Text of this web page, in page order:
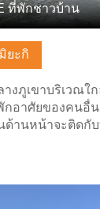
ยะกิ
งภูเขาบริเวณใก
อาศัยของคนอื่น
ด้านหน้าจะติดกั
ที่พักชาวบ้าน